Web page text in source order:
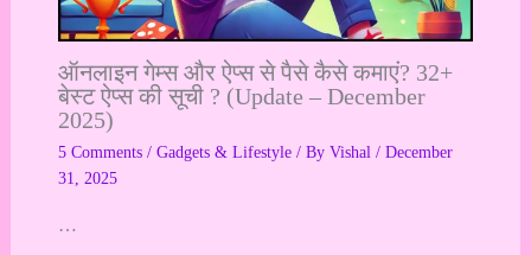
ऑनलाइन गेम्स और ऐप्स से पैसे कैसे कमाएं? 32+
बेस्ट ऐप्स की सूची ? (Update – December
2025)
5 Comments / Gadgets & Lifestyle/ By Vishal / December
31, 2025
…